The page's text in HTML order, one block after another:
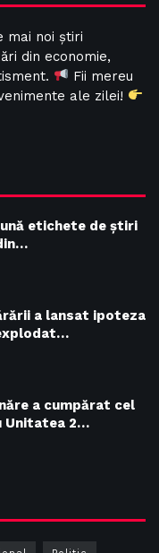
mai noi știri
din economie,
Fii mereu
ale zilei!
etichete de știri
a lansat ipoteza
a cumpărat cel
Unitatea 2…